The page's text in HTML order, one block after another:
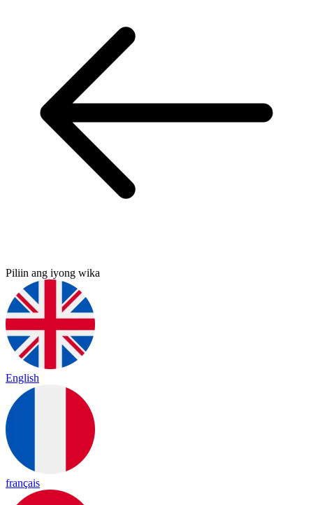
Piliin ang iyong wika
English
français